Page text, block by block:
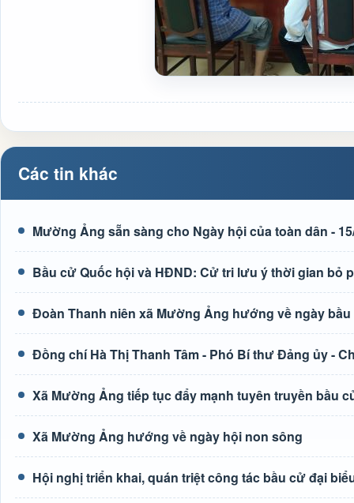
Các tin khác
Mường Ảng sẵn sàng cho Ngày hội của toàn dân -
Bầu cử Quốc hội và HĐND: Cử tri lưu ý thời gian bỏ
Đoàn Thanh niên xã Mường Ảng hướng về ngày
Đồng chí Hà Thị Thanh Tâm - Phó Bí thư Đảng ủy -
Xã Mường Ảng tiếp tục đẩy mạnh tuyên truyền bầu
Xã Mường Ảng hướng về ngày hội non sông
Hội nghị triển khai, quán triệt công tác bầu cử đại